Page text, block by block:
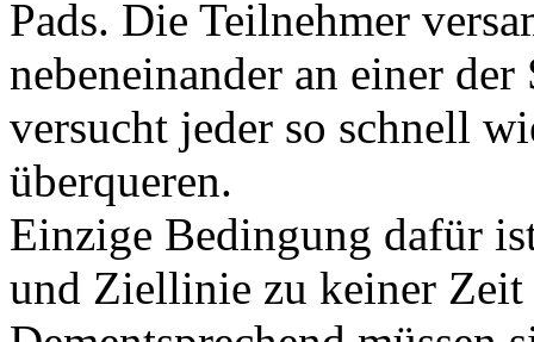
Pads. Die Teilnehmer
nebeneinander an einer
versucht jeder so schnell
überqueren.
Einzige Bedingung dafür
und Ziellinie zu keiner